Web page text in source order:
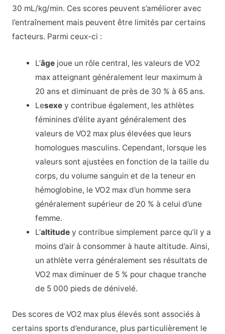
30 mL/kg/min. Ces scores peuvent s’améliorer avec
l’entraînement mais peuvent être limités par certains
facteurs. Parmi ceux-ci :
L’âge joue un rôle central, les valeurs de VO2
max atteignant généralement leur maximum à
20 ans et diminuant de près de 30 % à 65 ans.
Lesexey contribue également, les athlètes
féminines d’élite ayant généralement des
valeurs de VO2 max plus élevées que leurs
homologues masculins. Cependant, lorsque les
valeurs sont ajustées en fonction de la taille du
corps, du volume sanguin et de la teneur en
hémoglobine, le VO2 max d’un homme sera
généralement supérieur de 20 % à celui d’une
femme.
L’altitude y contribue simplement parce qu’il y a
moins d’air à consommer à haute altitude. Ainsi,
un athlète verra généralement ses résultats de
VO2 max diminuer de 5 % pour chaque tranche
de 5 000 pieds de dénivelé.
Des scores de VO2 max plus élevés sont associés à
certains sports d’endurance, plus particulièrement le